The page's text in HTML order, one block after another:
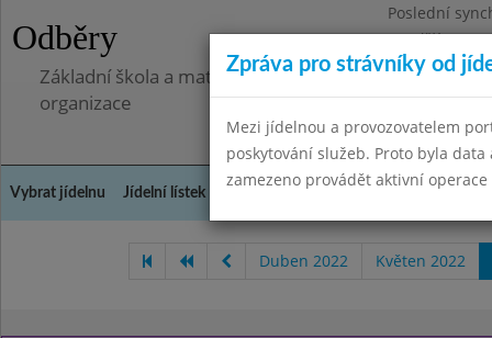
Odběry
Poslední
Pondělí
Základní škola a mateřská škola Libá, okres Cheb,
organizace
Vybrat jídelnu Jídelní lístek Kontakty a informace
Duben 2022 Květen 2022
Zpráva pro strávníky od
Mezi jídelnou a provozovatelem
poskytování služeb. Proto byla
zamezeno provádět aktivní